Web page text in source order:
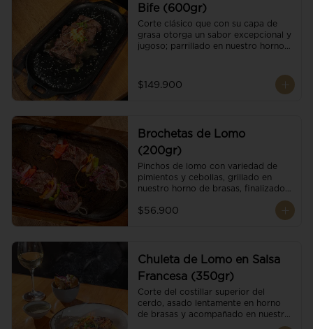
Bife (600gr)
Corte clásico que con su capa de
grasa otorga un sabor excepcional y
jugoso; parrillado en nuestro horno
cristales de sal y mantequilla de ajo
y pimientos. Dos guarniciones a
$149.900
Brochetas de Lomo
(200gr)
Pinchos de lomo con variedad de
pimientos y cebollas, grillado en
nuestro horno de brasas, finalizado
con cristales de sal. Acompañado de
salsa criolla.
$56.900
Chuleta de Lomo en Salsa
Francesa (350gr)
Corte del costillar superior del
cerdo, asado lentamente en horno
de brasas y acompañado en nuestra